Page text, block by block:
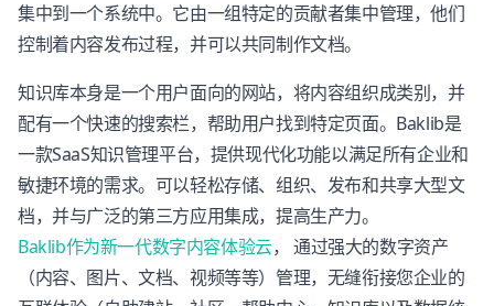
集中到一个系统中。它由一组特定的贡献者集中管理，他们
控制着内容发布过程，并可以共同制作文档。
知识库本身是一个用户面向的网站，将内容组织成类别，并
配有一个快速的搜索栏，帮助用户找到特定页面。Baklib是
一款SaaS知识管理平台，提供现代化功能以满足所有企业和
敏捷环境的需求。可以轻松存储、组织、发布和共享大型文
档，并与广泛的第三方应用集成，提高生产力。
Baklib作为新一代数字内容体验云， 通过强大的数字资产
（内容、图片、文档、视频等等）管理，无缝衔接您企业的